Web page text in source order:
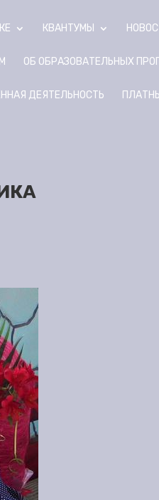
КВАНТУМЫ
ОБ ОБРАЗОВАТЕЛЬНЫХ
ДЕЯТЕЛЬНОСТЬ